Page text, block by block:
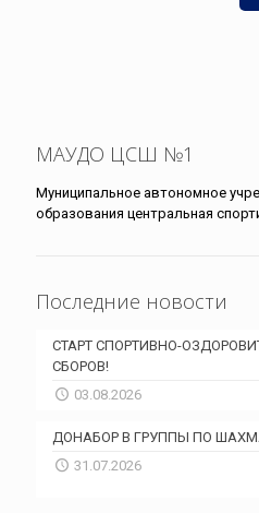
МАУДО ЦСШ №1
Муниципальное автономное
образования центральная
Последние новости
СТАРТ СПОРТИВНО-
СБОРОВ!
03.08.2026
ДОНАБОР В ГРУППЫ ПО
31.07.2026